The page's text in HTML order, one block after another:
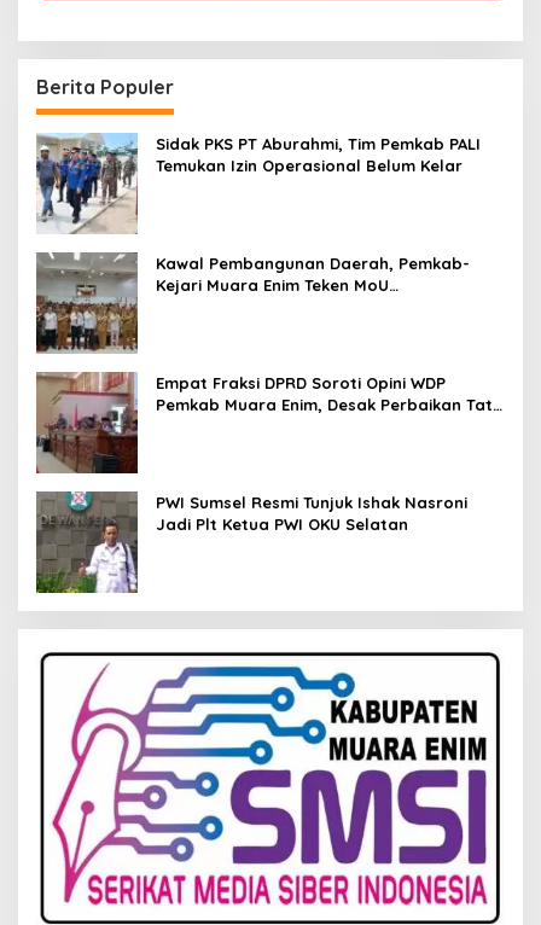
Berita Populer
Sidak PKS PT Aburahmi, Tim Pemkab PALI
Temukan Izin Operasional Belum Kelar
Kawal Pembangunan Daerah, Pemkab-
Kejari Muara Enim Teken MoU
Empat Fraksi DPRD Soroti Opini WDP
Pemkab Muara Enim, Desak Perbaikan Tata
PWI Sumsel Resmi Tunjuk Ishak Nasroni
Jadi Plt Ketua PWI OKU Selatan